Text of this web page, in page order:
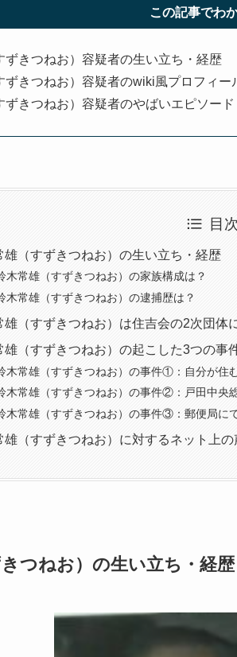
この記事でわ
ずきつねお）容疑者の生い立ち・経歴
ずきつねお）容疑者のwiki風プロフィー
ずきつねお）容疑者のやばいエピソード
目次
雄（すずきつねお）の生い立ち・経歴
木常雄（すずきつねお）の家族構成は？
木常雄（すずきつねお）の逮捕歴は？
雄（すずきつねお）は住吉会の2次団体
雄（すずきつねお）の起こした3つの事
木常雄（すずきつねお）の事件①：自分が住
木常雄（すずきつねお）の事件②：戸田中央
木常雄（すずきつねお）の事件③：郵便局に
雄（すずきつねお）に対するネット上の
つねお）の生い立ち・経歴